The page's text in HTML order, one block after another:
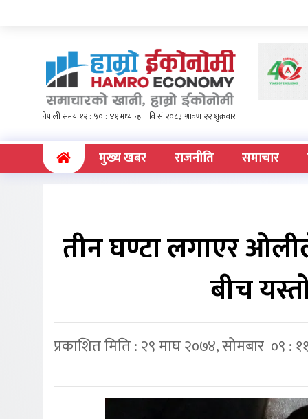
(current)मुख्य खबर राजनीति समाचार
तीन घण्टा लगाएर
बीच
प्रकाशित मिति : २९ माघ २०७४, सोमबार ०९ :